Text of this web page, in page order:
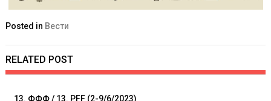
Posted in Вести
RELATED POST
13. ФФФ / 13. PFF (2-9/6/2023)